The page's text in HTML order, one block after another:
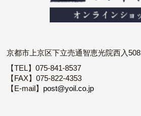
京都市上京区下立売通智恵光院西入508
【TEL】075-841-8537
【FAX】075-822-4353
【E-mail】 post@yoil.co.jp